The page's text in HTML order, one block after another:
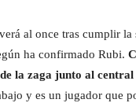
al once tras cumplir la
ha confirmado Rubi.
la zaga junto al central
y es un jugador que